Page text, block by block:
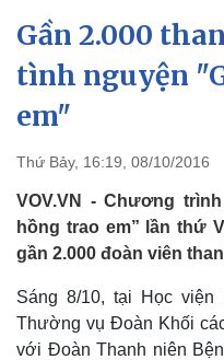
Chính trị
Đảng
Tổ chức nhân sự
Quốc hội
Gần 2.000
tình nguyện
em"
Thứ Bảy, 16:19, 08/10/2016
VOV.VN - Chương
hồng trao em” lần thứ
gần 2.000 đoàn viên
Sáng 8/10, tại Học viện
Thường vụ Đoàn Khối
với Đoàn Thanh niên